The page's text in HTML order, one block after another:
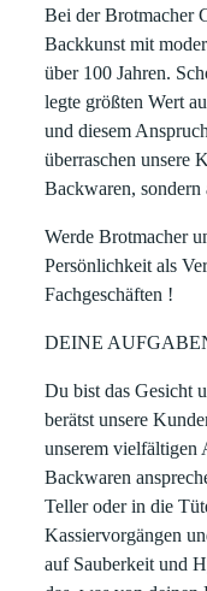
Bei der Brotmacher
Backkunst mit
über 100 Jahren.
legte größten Wert
und diesem
überraschen unsere
Backwaren,
Werde Brotmacher
Persönlichkeit als
Fachgeschäften !
DEINE
Du bist das Gesicht
berätst unsere
unserem vielfältigen
Backwaren
Teller oder in die
Kassiervorgängen
auf Sauberkeit und